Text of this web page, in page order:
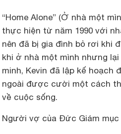
“Home Alone” (Ở nhà một
thực hiện từ năm 1990 với
nên đã bị gia đình bỏ rơi khi
khi ở nhà một mình nhưng
minh, Kevin đã lập kế hoạch
ngoài được cười một cách
về cuộc sống.
Người vợ của Đức Giám mục